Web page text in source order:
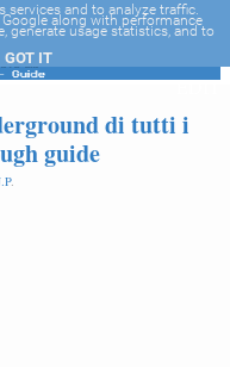
di tutti i
guide
.
EDIT
and to analyze traffic.
along with performance
generate usage statistics, and to
GOT IT